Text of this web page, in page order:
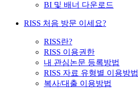
BI 및 배너 다운로드
RISS 처음 방문 이세요?
RISS란?
RISS 이용권한
내 관심논문 등록방법
RISS 자료 유형별 이용방법
복사/대출 이용방법